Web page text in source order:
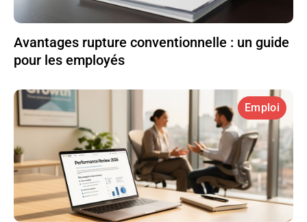
Avantages rupture conventionnelle : un guide
pour les employés
Emploi